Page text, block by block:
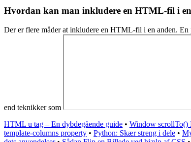
Hvordan kan man inkludere en HTML-fil i
Der er flere måder at inkludere en HTML-fil i en anden.
end teknikker som
HTML u tag – En dybdegående guide • Window scrollTo()
template-columns property • Python: Skær streng i dele •